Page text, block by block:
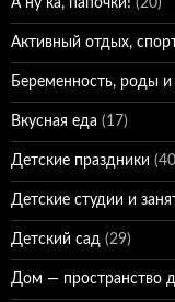
А ну ка, папочки! (20)
Активный отдых,
Беременность, роды и
Вкусная еда (17)
Детские праздники
Детские студии и
Детский сад (29)
Дом — пространство